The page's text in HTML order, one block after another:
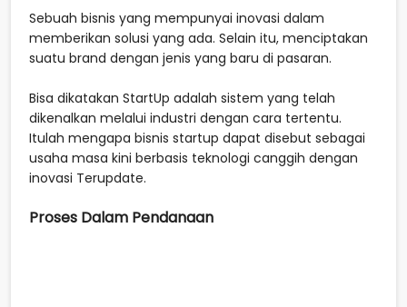
Sebuah bisnis yang mempunyai inovasi dalam
memberikan solusi yang ada. Selain itu, menciptakan
suatu brand dengan jenis yang baru di pasaran.
Bisa dikatakan StartUp adalah sistem yang telah
dikenalkan melalui industri dengan cara tertentu.
Itulah mengapa bisnis startup dapat disebut sebagai
usaha masa kini berbasis teknologi canggih dengan
inovasi Terupdate.
Proses Dalam Pendanaan